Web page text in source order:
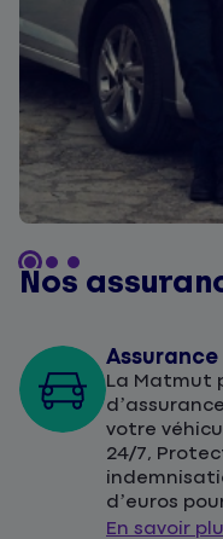
Nos
La Matmut
votre
24/7,
d’euros
En savoir